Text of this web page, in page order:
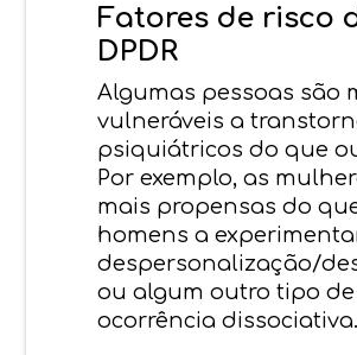
Fatores de risco
DPDR
Algumas pessoas são
vulneráveis a
psiquiátricos do que
Por exemplo, as
mais propensas do
homens a
despersonalização/
ou algum outro tipo de
ocorrência dissociativa.